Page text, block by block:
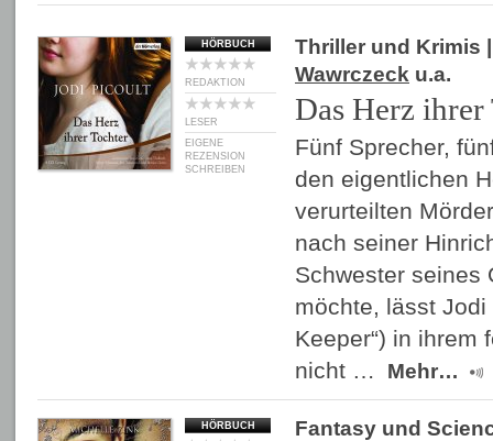
HÖRBUCH
REDAKTION
LESER
EIGENE
REZENSION
SCHREIBEN
Thriller und Krimis
Wawrczeck u.a.
Das Herz ihrer
Fünf Sprecher,
den eigentlichen
verurteilten
nach seiner
Schwester seines
möchte, lässt Jodi
Keeper“) in ihrem
nicht …
Mehr…
HÖRBUCH
Fantasy und